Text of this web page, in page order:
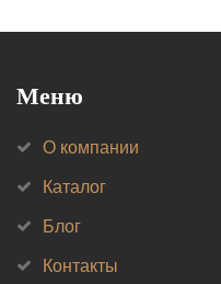
Меню
О компании
Каталог
Блог
Контакты